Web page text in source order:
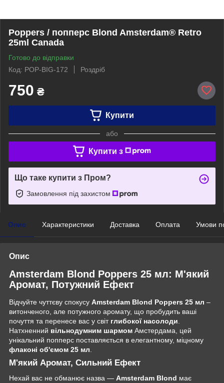
Poppers / попперс Blond Amsterdam® Retro
25ml Canada
Готово до відправки
Код: POP-BIG-172
Роздріб
750 ₴
Купити
або
Купити з
Що таке купити з Пром?
Замовлення під захистом
Опис Характеристики Доставка Оплата Умови
Опис
Amsterdam Blond Poppers 25 мл: М'який
Аромат, Потужний Ефект
Відчуйте чуттєву спокусу Amsterdam Blond Poppers 25 мл –
витонченого, але потужного аромату, що пробудить ваші
почуття та перенесе вас у світ глибокої насолоди.
Натхненний вільнодумним шармом Амстердама, цей
унікальний попперс поставляється в елегантному, міцному
флаконі об'ємом 25 мл.
М'який Аромат, Сильний Ефект
Нехай вас не обманює назва — Amsterdam Blond має